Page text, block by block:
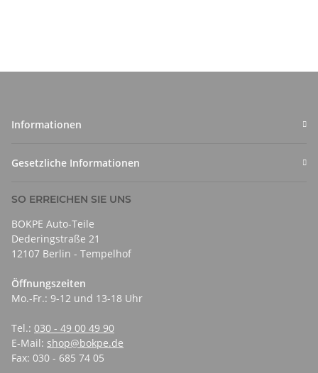
Informationen
Gesetzliche Informationen
SO ERREICHEN SIE UNS
BOKPE Auto-Teile
Dederingstraße 21
12107 Berlin - Tempelhof
Öffnungszeiten
Mo.-Fr.: 9-12 und 13-18 Uhr
Tel.: 030 - 49 00 49 90
E-Mail: shop@bokpe.de
Fax: 030 - 685 74 05